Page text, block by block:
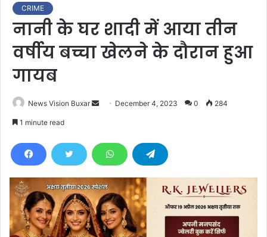
CRIME
नानी के घर शादी में आया तीन
वर्षीय बच्चा खेलने के दौरान हुआ
गायब
News Vision Buxar
d
e
m
a
i
December 4, 2023 0 284
1 minute read